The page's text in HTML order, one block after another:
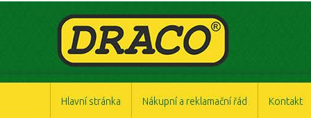
Hlavní stránka Nákupní a reklamační řád Kontakt